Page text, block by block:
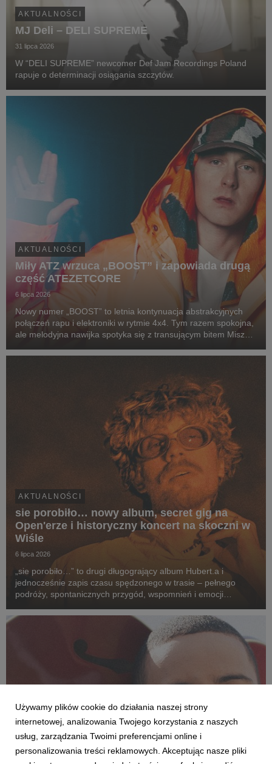
AKTUALNOŚCI
MJ Deli – DELI SUPREME
31 lipca 2026
W “DELI SUPREME” newcomer Def Jam Recordings Poland
rapuje o determinacji osiągania szczytów.
AKTUALNOŚCI
Miły ATZ wrzuca „BOOST” i zapowiada drugą
część ATEZETCORE
6 lipca 2026
Nowy numer „BOOST” to letnia kontynuacja abstrakcyjnych
połączeń rapu i elektroniki w rytmie 4x4. Tym razem spokojna,
ale melodyjna nawijka spotyka się z transującym bitem Miszy
wyraźnego dropu, prowadzi nas w progre...
AKTUALNOŚCI
sie porobiło… nowy album, secret gig na
Open'erze i historyczny koncert na skoczni w
Wiśle
6 lipca 2026
„sie porobiło…” to drugi długogrający album Hubert.a i
jednocześnie zapis czasu spędzonego w trasie – pełnego
podróży, spontanicznych przygód, wspomnień i emocji
z kolorowych bloków na największe festiwale w kra...
Używamy plików cookie do działania naszej strony
internetowej, analizowania Twojego korzystania z naszych
usług, zarządzania Twoimi preferencjami online i
personalizowania treści reklamowych. Akceptując nasze pliki